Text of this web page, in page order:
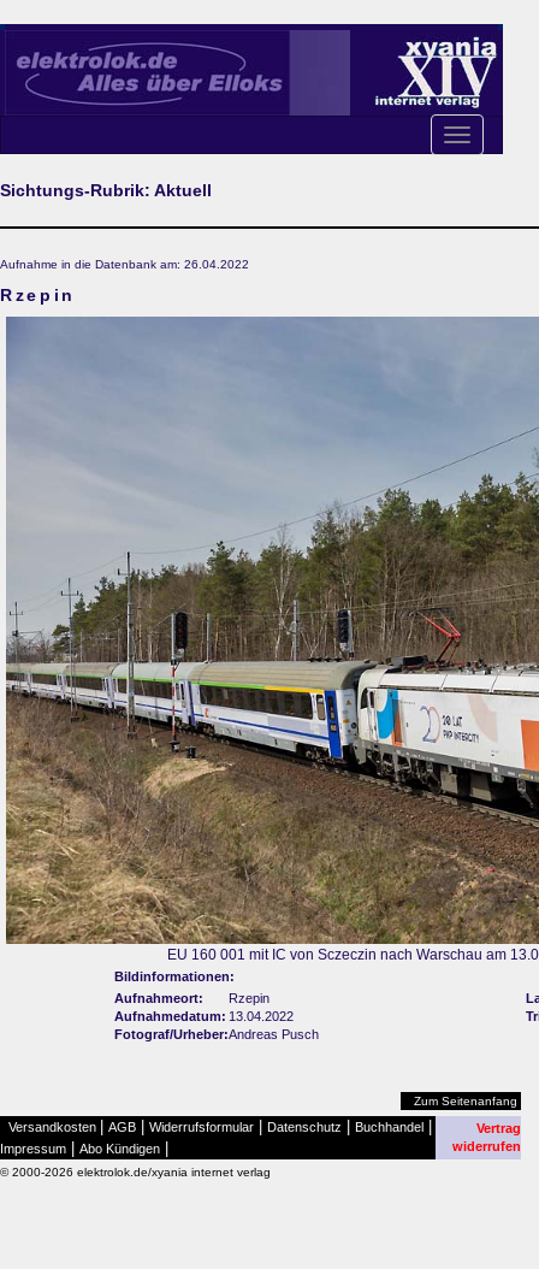
Toggle
navigation
Sichtungs-Rubrik: Aktuell
Aufnahme in die Datenbank am: 26.04.2022
Rzepin
EU 160 001 mit IC von Sczeczin nach Warschau am
Bildinformationen:
Aufnahmeort:
Rzepin
Aufnahmedatum: 13.04.2022
Fotograf/Urheber:Andreas Pusch
Zum Seitenanfang
Versandkosten AGB Widerrufsformular Datenschutz Buchhandel
Impressum Abo Kündigen
Vertrag
widerrufen
© 2000-2026 elektrolok.de/xyania internet verlag